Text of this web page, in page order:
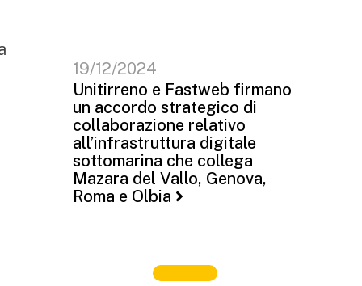
19/12/2024
Unitirreno e Fastweb firmano
un accordo strategico di
collaborazione relativo
all’infrastruttura digitale
sottomarina che collega
Mazara del Vallo, Genova,
Roma e Olbia